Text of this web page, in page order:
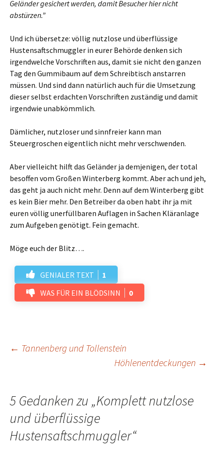
Geländer gesichert werden, damit Besucher hier nicht
abstürzen.”
Und ich übersetze: völlig nutzlose und überflüssige
Hustensaftschmuggler in eurer Behörde denken sich
irgendwelche Vorschriften aus, damit sie nicht den ganzen
Tag den Gummibaum auf dem Schreibtisch anstarren
müssen. Und sind dann natürlich auch für die Umsetzung
dieser selbst erdachten Vorschriften zuständig und damit
irgendwie unabkömmlich.
Dämlicher, nutzloser und sinnfreier kann man
Steuergroschen eigentlich nicht mehr verschwenden.
Aber vielleicht hilft das Geländer ja demjenigen, der total
besoffen vom Großen Winterberg kommt. Aber ach und jeh,
das geht ja auch nicht mehr. Denn auf dem Winterberg gibt
es kein Bier mehr. Den Betreiber da oben habt ihr ja mit
euren völlig unerfüllbaren Auflagen in Sachen Kläranlage
zum Aufgeben genötigt. Fein gemacht.
Möge euch der Blitz….
GENIALER TEXT
1
WAS FÜR EIN BLÖDSINN
0
Beitrags-
← Tannenberg und Tollenstein
Höhlenentdeckungen →
5 Gedanken zu „Komplett nutzlose
und überflüssige
Hustensaftschmuggler“